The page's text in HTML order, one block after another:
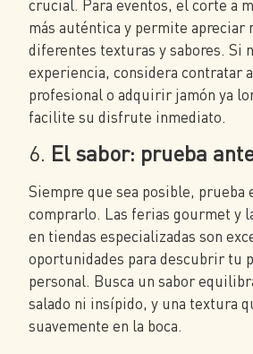
crucial. Para eventos, el corte a
más auténtica y permite apreciar
diferentes texturas y sabores. Si
experiencia, considera contratar
profesional o adquirir jamón ya
facilite su disfrute inmediato.
6. El sabor: prueba
Siempre que sea posible, prueba
comprarlo. Las ferias gourmet y
en tiendas especializadas son
oportunidades para descubrir tu
personal. Busca un sabor
salado ni insípido, y una textura
suavemente en la boca.